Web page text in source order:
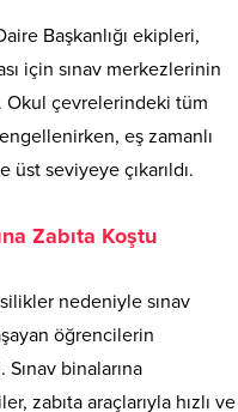
Başkanlığı ekipleri,
için sınav merkezlerinin
Okul çevrelerindeki tüm
eş zamanlı
seviyeye çıkarıldı.
Zabıta Koştu
nedeniyle sınav
öğrencilerin
binalarına
zabıta araçlarıyla hızlı ve